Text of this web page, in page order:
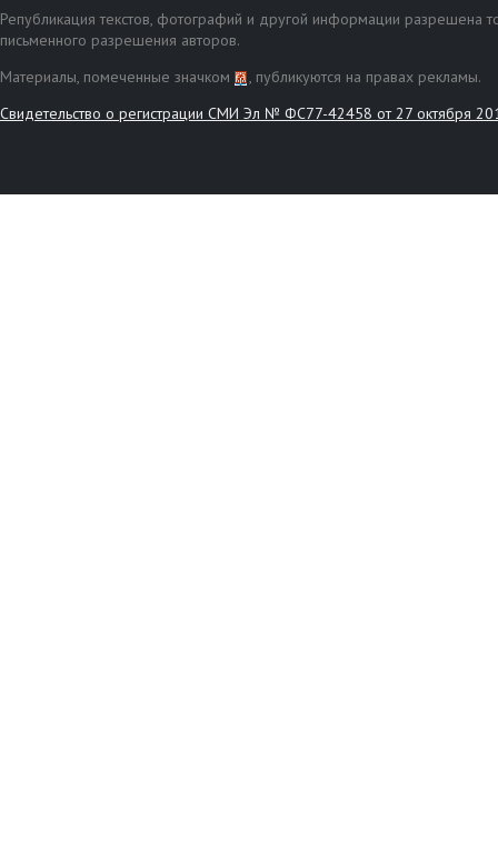
Републикация текстов, фотографий и другой информации разрешена
письменного разрешения авторов.
Материалы, помеченные значком
, публикуются на правах рекламы.
Свидетельство о регистрации СМИ Эл № ФС77-42458 от 27 октября